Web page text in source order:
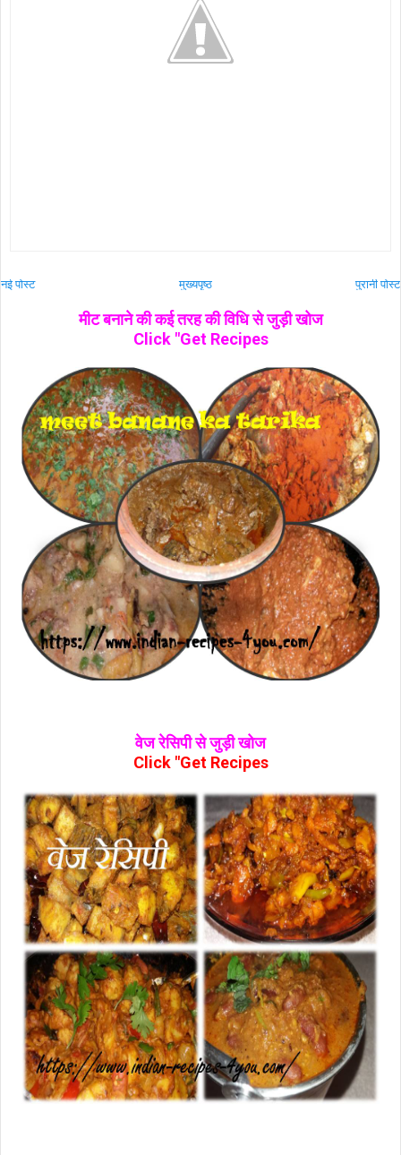
नई पोस्ट पुरानी पोस्ट
मुख्यपृष्ठ
मीट बनाने की कई तरह की विधि से जुड़ी खोज
Click "Get Recipes
वेज रेसिपी से जुड़ी खोज
Click "Get Recipes